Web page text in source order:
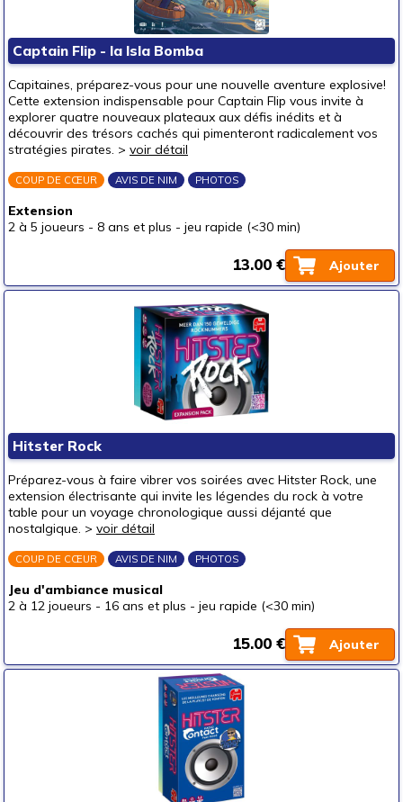
Captain Flip - la Isla Bomba
Capitaines, préparez-vous pour une nouvelle aventure explosive!
Cette extension indispensable pour Captain Flip vous invite à
explorer quatre nouveaux plateaux aux défis inédits et à
découvrir des trésors cachés qui pimenteront radicalement vos
stratégies pirates. > voir détail
COUP DE CŒUR AVIS DE NIM PHOTOS
Extension
2 à 5 joueurs - 8 ans et plus - jeu rapide (<30 min)
Ajouter
13.00 €
Hitster Rock
Préparez-vous à faire vibrer vos soirées avec Hitster Rock, une
extension électrisante qui invite les légendes du rock à votre
table pour un voyage chronologique aussi déjanté que
nostalgique. > voir détail
COUP DE CŒUR AVIS DE NIM PHOTOS
Jeu d'ambiance musical
2 à 12 joueurs - 16 ans et plus - jeu rapide (<30 min)
Ajouter
15.00 €